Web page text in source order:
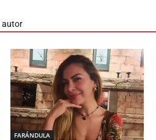
autor
FARÁNDULA